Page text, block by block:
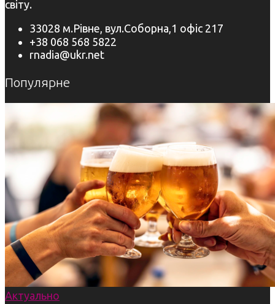
світу.
33028 м.Рівне, вул.Соборна,1 офіс 217
+38 068 568 5822
rnadia@ukr.net
Популярне
Актуально